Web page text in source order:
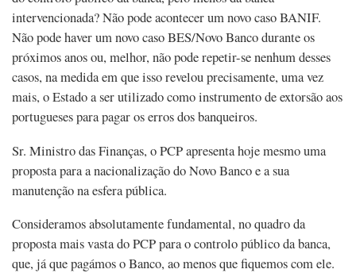
intervencionada? Não pode acontecer um novo caso BANIF.
Não pode haver um novo caso BES/Novo Banco durante os
próximos anos ou, melhor, não pode repetir-se nenhum desses
casos, na medida em que isso revelou precisamente, uma vez
mais, o Estado a ser utilizado como instrumento de extorsão aos
portugueses para pagar os erros dos banqueiros.
Sr. Ministro das Finanças, o PCP apresenta hoje mesmo uma
proposta para a nacionalização do Novo Banco e a sua
manutenção na esfera pública.
Consideramos absolutamente fundamental, no quadro da
proposta mais vasta do PCP para o controlo público da banca,
que, já que pagámos o Banco, ao menos que fiquemos com ele.